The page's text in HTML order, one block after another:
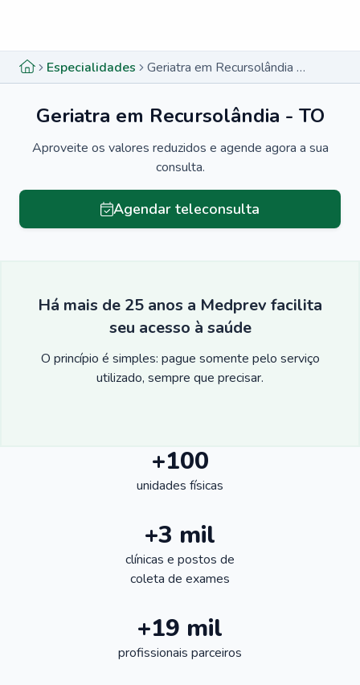
Especialidades Geriatra em Recursolândia - TO
Geriatra em Recursolândia - TO
Aproveite os valores reduzidos e agende agora a sua
consulta.
Agendar teleconsulta
Há mais de 25 anos a Medprev facilita
seu acesso à saúde
O princípio é simples: pague somente pelo serviço
utilizado, sempre que precisar.
+100
unidades físicas
+3 mil
clínicas e postos de
coleta de exames
+19 mil
profissionais parceiros